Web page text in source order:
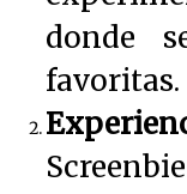
donde
favoritas.